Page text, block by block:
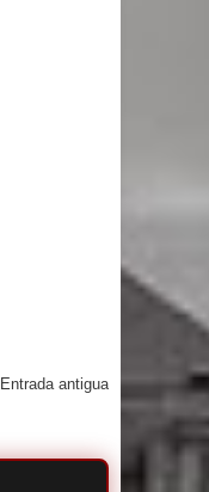
Entrada antigua